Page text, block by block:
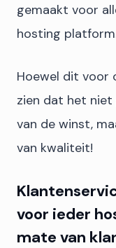
gemaakt voor
hosting
Hoewel dit voor
zien dat het
van de winst,
van kwaliteit!
voor ieder
mate van